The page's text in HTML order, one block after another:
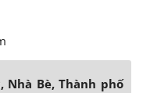
Nhà Bè, Thành phố